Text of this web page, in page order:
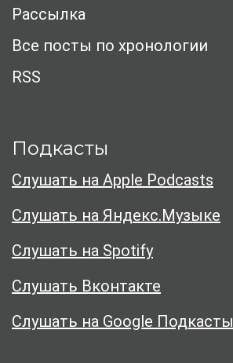
Рассылка
Все посты по хронологии
RSS
Подкасты
Слушать на Apple Podcasts
Слушать на Яндекс.Музыке
Слушать на Spotify
Слушать Вконтакте
Слушать на Google Подкасты